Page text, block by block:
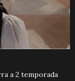
a 2 temporada